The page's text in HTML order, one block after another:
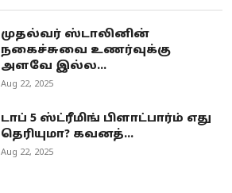
முதல்வர் ஸ்டாலினின்
நகைச்சுவை உணர்வுக்கு
அளவே இல்ல...
Aug 22, 2025
டாப் 5 ஸ்ட்ரீமிங் பிளாட்பார்ம் எது
தெரியுமா? கவனத்...
Aug 22, 2025